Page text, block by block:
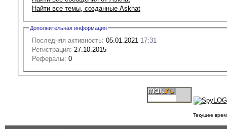
Найти все темы, созданные Askhat
Дополнительная информация
Последняя активность: 05.01.2021 17:31
Регистрация: 27.10.2015
Рефералы: 0
Текущее